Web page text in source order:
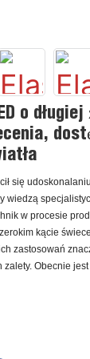
o
się
wiedzą
w procesie
kącie
zastosowań
Obecnie